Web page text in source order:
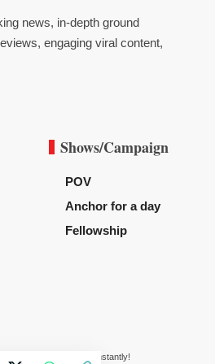
news, in-depth ground
engaging viral content,
Shows/Campaign
POV
Anchor for a day
Fellowship
our newest articles instantly!